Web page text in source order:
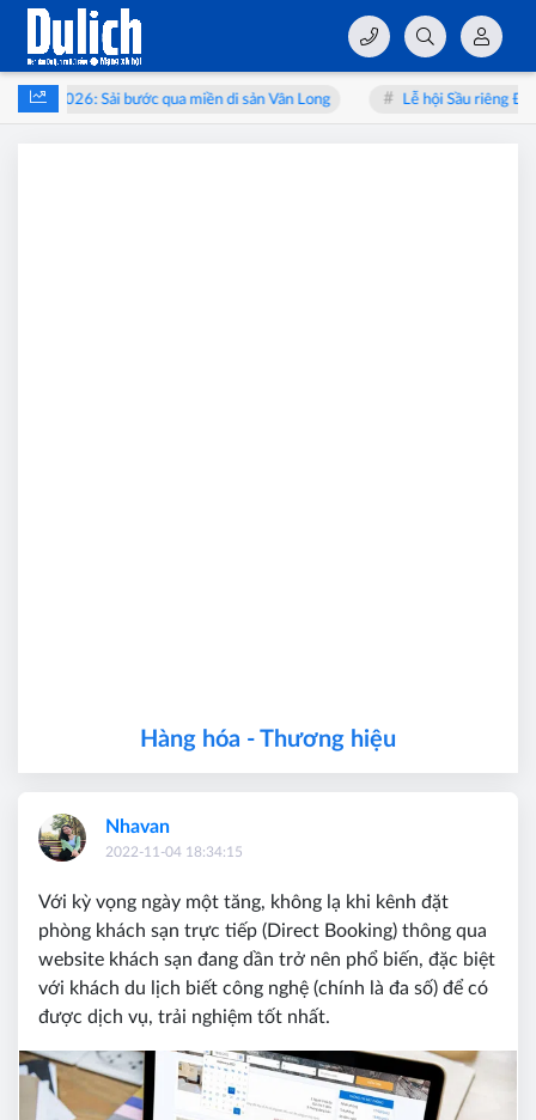
Sải bước qua miền di sản Vân Long Lễ hội Sầu riêng Đắk Lắk
Hàng hóa - Thương hiệu
Nhavan
2022-11-04 18:34:15
Với kỳ vọng ngày một tăng, không lạ khi kênh đặt
phòng khách sạn trực tiếp (Direct Booking) thông qua
website khách sạn đang dần trở nên phổ biến, đặc biệt
với khách du lịch biết công nghệ (chính là đa số) để có
được dịch vụ, trải nghiệm tốt nhất.